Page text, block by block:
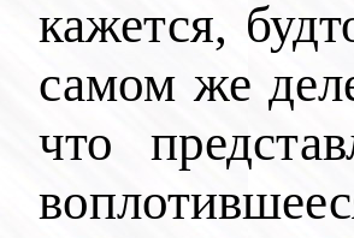
кажется,
самом же
что